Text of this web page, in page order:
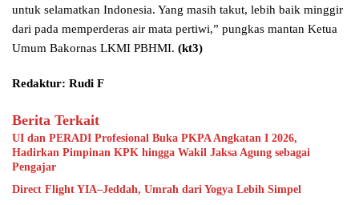
untuk selamatkan Indonesia. Yang masih takut, lebih baik minggir
dari pada memperderas air mata pertiwi,” pungkas mantan Ketua
Umum Bakornas LKMI PBHMI. (kt3)
Redaktur: Rudi F
Berita Terkait
UI dan PERADI Profesional Buka PKPA Angkatan I 2026,
Hadirkan Pimpinan KPK hingga Wakil Jaksa Agung sebagai
Pengajar
Direct Flight YIA–Jeddah, Umrah dari Yogya Lebih Simpel